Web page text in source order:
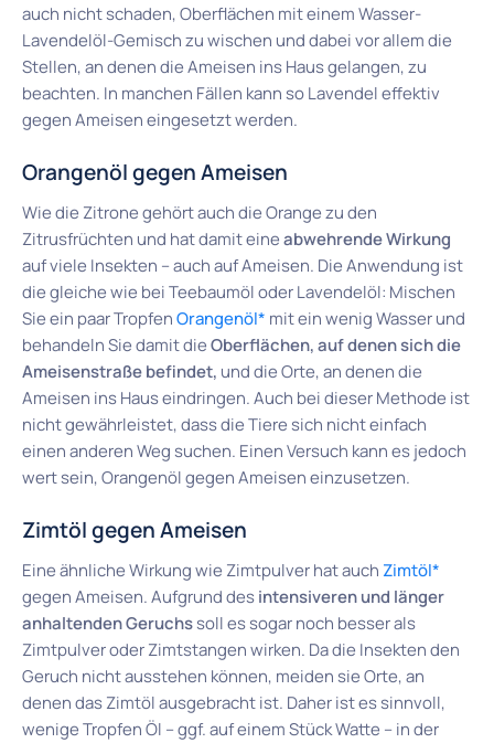
auch nicht schaden, Oberflächen mit einem Wasser-
Lavendelöl-Gemisch zu wischen und dabei vor allem die
Stellen, an denen die Ameisen ins Haus gelangen, zu
beachten. In manchen Fällen kann so Lavendel effektiv
gegen Ameisen eingesetzt werden.
Orangenöl gegen Ameisen
Wie die Zitrone gehört auch die Orange zu den
Zitrusfrüchten und hat damit eineabwehrende Wirkung
auf viele Insekten – auch auf Ameisen. Die Anwendung ist
die gleiche wie bei Teebaumöl oder Lavendelöl: Mischen
Sie ein paar TropfenOrangenöl* mit ein wenig Wasser und
behandeln Sie damit dieOberflächen, auf denen sich die
Ameisenstraße befindet, und die Orte, an denen die
Ameisen ins Haus eindringen. Auch bei dieser Methode ist
nicht gewährleistet, dass die Tiere sich nicht einfach
einen anderen Weg suchen. Einen Versuch kann es jedoch
wert sein, Orangenöl gegen Ameisen einzusetzen.
Zimtöl gegen Ameisen
Eine ähnliche Wirkung wie Zimtpulver hat auchZimtöl*
gegen Ameisen. Aufgrund desintensiveren und länger
anhaltenden Geruchssoll es sogar noch besser als
Zimtpulver oder Zimtstangen wirken. Da die Insekten den
Geruch nicht ausstehen können, meiden sie Orte, an
denen das Zimtöl ausgebracht ist. Daher ist es sinnvoll,
wenige Tropfen Öl – ggf. auf einem Stück Watte – in der